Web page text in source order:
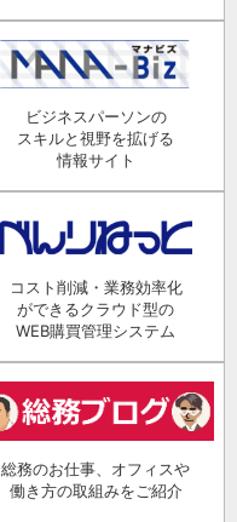
ビジネスパーソンの
スキルと視野を拡げる
情報サイト
コスト削減・業務効率化
ができるクラウド型の
WEB購買管理システム
総務のお仕事、オフィスや
働き方の取組みをご紹介